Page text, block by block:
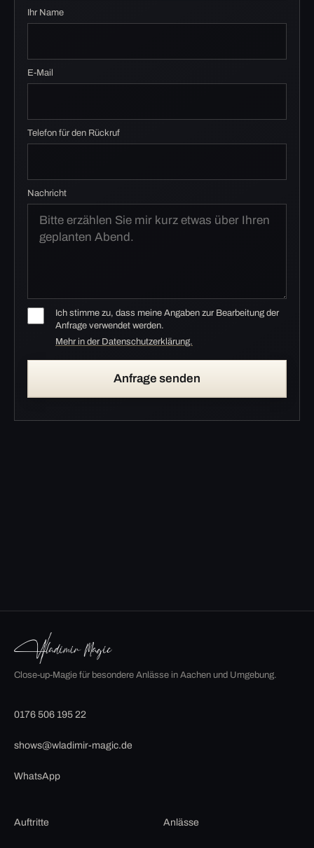
Ihr Name
E-Mail
Telefon für den Rückruf
Nachricht
Ich stimme zu, dass meine Angaben zur Bearbeitung der
Anfrage verwendet werden.
Mehr in der Datenschutzerklärung.
Anfrage senden
Close-up-Magie für besondere Anlässe in Aachen und Umgebung.
0176 506 195 22
shows@wladimir-magic.de
WhatsApp
Auftritte Anlässe